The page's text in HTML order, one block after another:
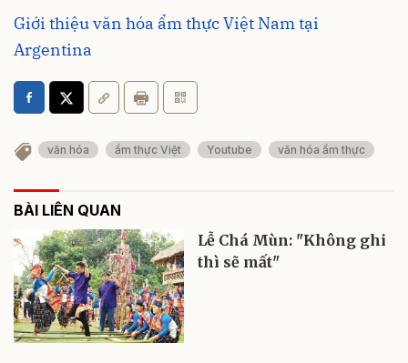
Giới thiệu văn hóa ẩm thực Việt Nam tại
Argentina
văn hóa ẩm thực Việt Youtube văn hóa ẩm thực
BÀI LIÊN QUAN
Lễ Chá Mùn: "Không ghi
thì sẽ mất"